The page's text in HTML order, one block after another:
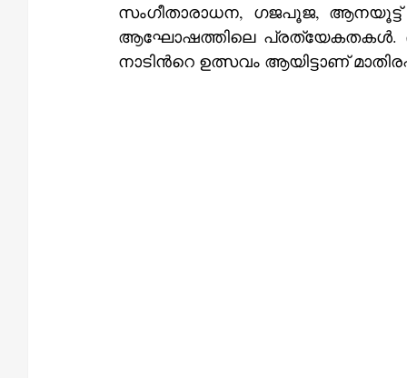
സംഗീതാരാധന, ഗജപൂജ, ആനയൂട്ട്‌ എന്നിവയാണ്‌ മാതിരപ്പിള്ളി വിനായക ചതുർത്ഥി
ആഘോഷത്തിലെ പ്രത്യേകതകൾ.